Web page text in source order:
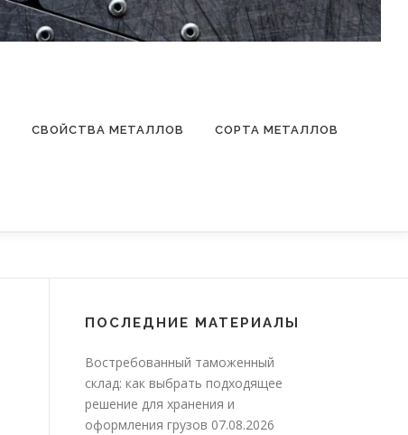
СВОЙСТВА МЕТАЛЛОВ СОРТА МЕТАЛЛОВ
ПОСЛЕДНИЕ МАТЕРИАЛЫ
Востребованный таможенный
склад: как выбрать подходящее
решение для хранения и
оформления грузов 07.08.2026